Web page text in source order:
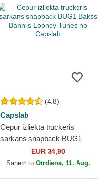
(4.8)
Capslab
Cepur izliekta truckeris
sarkans snapback BUG1
Bakss Bannijs Looney Tunes
no Capslab
EUR 34,90
Saņem to Otrdiena, 11. Aug.